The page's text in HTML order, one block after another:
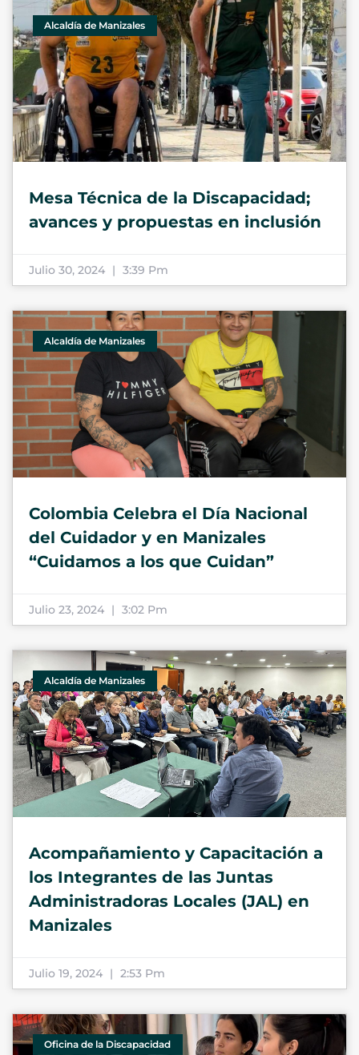
Alcaldía de Manizales
Mesa Técnica de la Discapacidad;
avances y propuestas en inclusión
Julio 30, 2024 3:39 Pm
Alcaldía de Manizales
Colombia Celebra el Día Nacional
del Cuidador y en Manizales
“Cuidamos a los que Cuidan”
Julio 23, 2024 3:02 Pm
Alcaldía de Manizales
Acompañamiento y Capacitación a
los Integrantes de las Juntas
Administradoras Locales (JAL) en
Manizales
Julio 19, 2024 2:53 Pm
Oficina de la Discapacidad